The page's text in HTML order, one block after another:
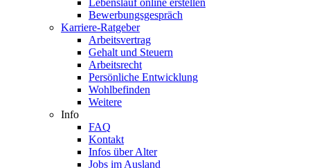
Lebenslauf online erstellen
Bewerbungsgespräch
Karriere-Ratgeber
Arbeitsvertrag
Gehalt und Steuern
Arbeitsrecht
Persönliche Entwicklung
Wohlbefinden
Weitere
Info
FAQ
Kontakt
Infos über Alter
Jobs im Ausland